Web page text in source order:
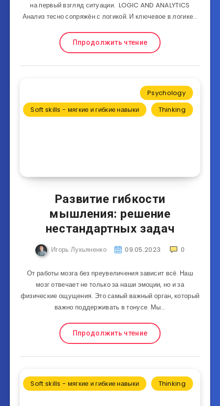
на первый взгляд ситуации. LOGIC AND ANALYTICS
Анализ тесно сопряжён с логикой. И ключевое в логике…
Ппродолжить чтение
Psychology
Soft skills - мягкие и гибкие навыки
Thinking
Развитие гибкости
мышления: решение
нестандартных задач
Игорь Лукьяненко 09.05.2023 0
От работы мозга без преувеличения зависит всё. Наш
мозг отвечает не только за наши эмоции, но и за
физические ощущения. Это самый важный орган, который
важно поддерживать в тонусе. Мы…
Ппродолжить чтение
Soft skills - мягкие и гибкие навыки Thinking